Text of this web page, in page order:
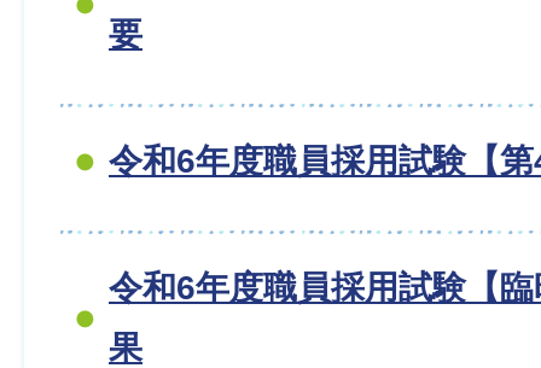
要
令和6年度職員採用試験【
令和6年度職員採用試験【
果